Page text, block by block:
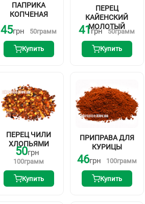
ПАПРИКА
КОПЧЕНАЯ
45грн 50грамм
Купить
ПЕРЕЦ
КАЙЕНСКИЙ
МОЛОТЫЙ
41грн 50грамм
Купить
ПЕРЕЦ ЧИЛИ
ХЛОПЬЯМИ
50грн
100грамм
Купить
ПРИПРАВА ДЛЯ
КУРИЦЫ
46грн 100грамм
Купить